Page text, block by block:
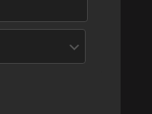
e a relevância do